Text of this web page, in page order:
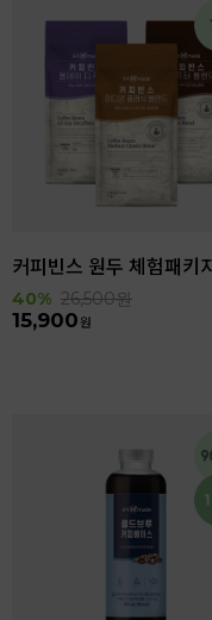
40% 26,500원
15,900원